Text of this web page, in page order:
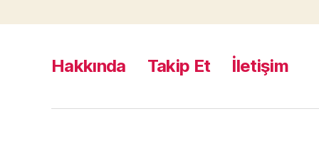
Hakkında Takip Et İletişim